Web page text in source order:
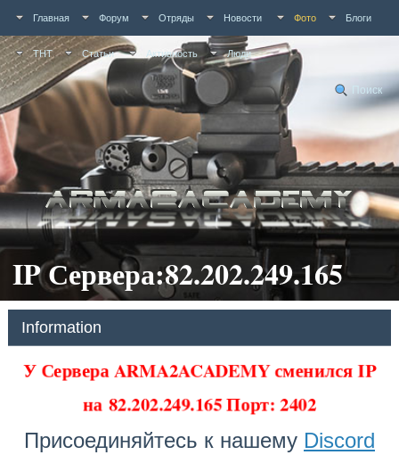
Главная Форум Отряды Новости Фото Блоги
ТНТ Статьи Активность Люди
Поиск
IP Сервера:82.202.249.165
Information
У Сервера ARMA2ACADEMY сменился IP
на 82.202.249.165 Порт: 2402
Присоединяйтесь к нашему Discord